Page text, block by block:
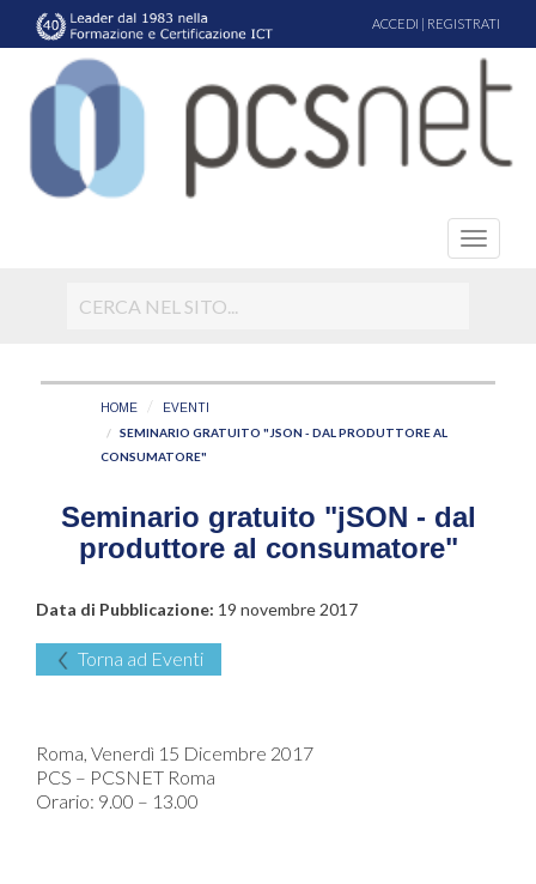
ACCEDI | REGISTRATI
HOME EVENTI
SEMINARIO GRATUITO "JSON - DAL PRODUTTORE AL
CONSUMATORE"
Seminario gratuito "jSON - dal
produttore al consumatore"
Data di Pubblicazione: 19 novembre 2017
Torna ad Eventi
Roma, Venerdì 15 Dicembre 2017
PCS – PCSNET Roma
Orario: 9.00 – 13.00